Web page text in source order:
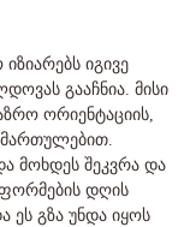
იგივე
გააჩნია. მისი
ორიენტაციის,
მოხდეს შეკვრა და
დღის
ეს გზა უნდა იყოს